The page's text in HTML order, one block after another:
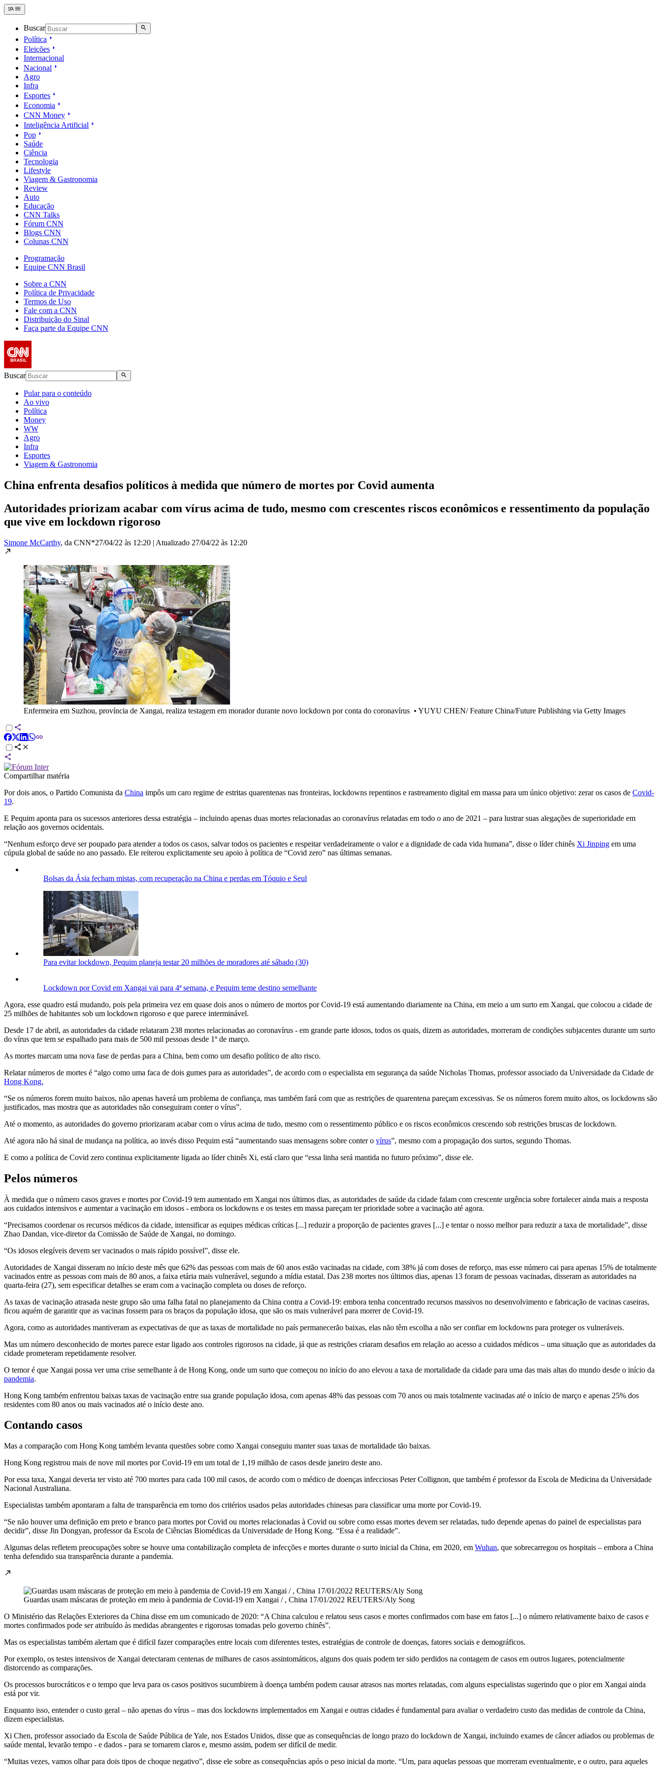
Buscar
Política
Eleições
Internacional
Nacional
Agro
Infra
Esportes
Economia
CNN Money
Inteligência Artificial
Pop
Saúde
Ciência
Tecnologia
Lifestyle
Viagem & Gastronomia
Review
Auto
Educação
CNN Talks
Fórum CNN
Blogs CNN
Colunas CNN
Programação
Equipe CNN Brasil
Sobre a CNN
Política de Privacidade
Termos de Uso
Fale com a CNN
Distribuição do Sinal
Faça parte da Equipe CNN
Buscar
Pular para o conteúdo
Ao vivo
Política
Money
WW
Agro
Infra
Esportes
Viagem & Gastronomia
China enfrenta desafios políticos à medida que número de mortes por Covid aumenta
Autoridades priorizam acabar com vírus acima de tudo, mesmo com crescentes riscos econômicos e ressentimento da população
que vive em lockdown rigoroso
Simone McCarthy, da CNN*27/04/22 às 12:20 | Atualizado 27/04/22 às 12:20
Enfermeira em Suzhou, província de Xangai, realiza testagem em morador durante novo lockdown por conta do coronavírus • YUYU CHEN/ Feature China/Future Publishing via Getty Images
Compartilhar matéria
Por dois anos, o Partido Comunista da China impôs um caro regime de estritas quarentenas nas fronteiras, lockdowns repentinos e rastreamento digital em massa para um único objetivo: zerar os casos de Covid-
19.
E Pequim aponta para os sucessos anteriores dessa estratégia – incluindo apenas duas mortes relacionadas ao coronavírus relatadas em todo o ano de 2021 – para lustrar suas alegações de superioridade em
relação aos governos ocidentais.
“Nenhum esforço deve ser poupado para atender a todos os casos, salvar todos os pacientes e respeitar verdadeiramente o valor e a dignidade de cada vida humana”, disse o líder chinês Xi Jinping em uma
cúpula global de saúde no ano passado. Ele reiterou explicitamente seu apoio à política de “Covid zero” nas últimas semanas.
Bolsas da Ásia fecham mistas, com recuperação na China e perdas em Tóquio e Seul
Para evitar lockdown, Pequim planeja testar 20 milhões de moradores até sábado (30)
Lockdown por Covid em Xangai vai para 4ª semana, e Pequim teme destino semelhante
Agora, esse quadro está mudando, pois pela primeira vez em quase dois anos o número de mortos por Covid-19 está aumentando diariamente na China, em meio a um surto em Xangai, que colocou a cidade de
25 milhões de habitantes sob um lockdown rigoroso e que parece interminável.
Desde 17 de abril, as autoridades da cidade relataram 238 mortes relacionadas ao coronavírus - em grande parte idosos, todos os quais, dizem as autoridades, morreram de condições subjacentes durante um surto
do vírus que tem se espalhado para mais de 500 mil pessoas desde 1º de março.
As mortes marcam uma nova fase de perdas para a China, bem como um desafio político de alto risco.
Relatar números de mortes é “algo como uma faca de dois gumes para as autoridades”, de acordo com o especialista em segurança da saúde Nicholas Thomas, professor associado da Universidade da Cidade de
Hong Kong.
“Se os números forem muito baixos, não apenas haverá um problema de confiança, mas também fará com que as restrições de quarentena pareçam excessivas. Se os números forem muito altos, os lockdowns são
justificados, mas mostra que as autoridades não conseguiram conter o vírus”.
Até o momento, as autoridades do governo priorizaram acabar com o vírus acima de tudo, mesmo com o ressentimento público e os riscos econômicos crescendo sob restrições bruscas de lockdown.
Até agora não há sinal de mudança na política, ao invés disso Pequim está “aumentando suas mensagens sobre conter o vírus”, mesmo com a propagação dos surtos, segundo Thomas.
E como a política de Covid zero continua explicitamente ligada ao líder chinês Xi, está claro que “essa linha será mantida no futuro próximo”, disse ele.
Pelos números
À medida que o número casos graves e mortes por Covid-19 tem aumentado em Xangai nos últimos dias, as autoridades de saúde da cidade falam com crescente urgência sobre fortalecer ainda mais a resposta
aos cuidados intensivos e aumentar a vacinação em idosos - embora os lockdowns e os testes em massa pareçam ter prioridade sobre a vacinação até agora.
“Precisamos coordenar os recursos médicos da cidade, intensificar as equipes médicas críticas [...] reduzir a proporção de pacientes graves [...] e tentar o nosso melhor para reduzir a taxa de mortalidade”, disse
Zhao Dandan, vice-diretor da Comissão de Saúde de Xangai, no domingo.
“Os idosos elegíveis devem ser vacinados o mais rápido possível”, disse ele.
Autoridades de Xangai disseram no início deste mês que 62% das pessoas com mais de 60 anos estão vacinadas na cidade, com 38% já com doses de reforço, mas esse número cai para apenas 15% de totalmente
vacinados entre as pessoas com mais de 80 anos, a faixa etária mais vulnerável, segundo a mídia estatal. Das 238 mortes nos últimos dias, apenas 13 foram de pessoas vacinadas, disseram as autoridades na
quarta-feira (27), sem especificar detalhes se eram com a vacinação completa ou doses de reforço.
As taxas de vacinação atrasada neste grupo são uma falha fatal no planejamento da China contra a Covid-19: embora tenha concentrado recursos massivos no desenvolvimento e fabricação de vacinas caseiras,
ficou aquém de garantir que as vacinas fossem para os braços da população idosa, que são os mais vulnerável para morrer de Covid-19.
Agora, como as autoridades mantiveram as expectativas de que as taxas de mortalidade no país permanecerão baixas, elas não têm escolha a não ser confiar em lockdowns para proteger os vulneráveis.
Mas um número desconhecido de mortes parece estar ligado aos controles rigorosos na cidade, já que as restrições criaram desafios em relação ao acesso a cuidados médicos – uma situação que as autoridades da
cidade prometeram repetidamente resolver.
O temor é que Xangai possa ver uma crise semelhante à de Hong Kong, onde um surto que começou no início do ano elevou a taxa de mortalidade da cidade para uma das mais altas do mundo desde o início da
pandemia.
Hong Kong também enfrentou baixas taxas de vacinação entre sua grande população idosa, com apenas 48% das pessoas com 70 anos ou mais totalmente vacinadas até o início de março e apenas 25% dos
residentes com 80 anos ou mais vacinados até o início deste ano.
Contando casos
Mas a comparação com Hong Kong também levanta questões sobre como Xangai conseguiu manter suas taxas de mortalidade tão baixas.
Hong Kong registrou mais de nove mil mortes por Covid-19 em um total de 1,19 milhão de casos desde janeiro deste ano.
Por essa taxa, Xangai deveria ter visto até 700 mortes para cada 100 mil casos, de acordo com o médico de doenças infecciosas Peter Collignon, que também é professor da Escola de Medicina da Universidade
Nacional Australiana.
Especialistas também apontaram a falta de transparência em torno dos critérios usados pelas autoridades chinesas para classificar uma morte por Covid-19.
“Se não houver uma definição em preto e branco para mortes por Covid ou mortes relacionadas à Covid ou sobre como essas mortes devem ser relatadas, tudo depende apenas do painel de especialistas para
decidir”, disse Jin Dongyan, professor da Escola de Ciências Biomédicas da Universidade de Hong Kong. “Essa é a realidade”.
Algumas delas refletem preocupações sobre se houve uma contabilização completa de infecções e mortes durante o surto inicial da China, em 2020, em Wuhan, que sobrecarregou os hospitais – embora a China
tenha defendido sua transparência durante a pandemia.
Guardas usam máscaras de proteção em meio à pandemia de Covid-19 em Xangai / , China 17/01/2022 REUTERS/Aly Song
O Ministério das Relações Exteriores da China disse em um comunicado de 2020: “A China calculou e relatou seus casos e mortes confirmados com base em fatos [...] o número relativamente baixo de casos e
mortes confirmados pode ser atribuído às medidas abrangentes e rigorosas tomadas pelo governo chinês”.
Mas os especialistas também alertam que é difícil fazer comparações entre locais com diferentes testes, estratégias de controle de doenças, fatores sociais e demográficos.
Por exemplo, os testes intensivos de Xangai detectaram centenas de milhares de casos assintomáticos, alguns dos quais podem ter sido perdidos na contagem de casos em outros lugares, potencialmente
distorcendo as comparações.
Os processos burocráticos e o tempo que leva para os casos positivos sucumbirem à doença também podem causar atrasos nas mortes relatadas, com alguns especialistas sugerindo que o pior em Xangai ainda
está por vir.
Enquanto isso, entender o custo geral – não apenas do vírus – mas dos lockdowns implementados em Xangai e outras cidades é fundamental para avaliar o verdadeiro custo das medidas de controle da China,
dizem especialistas.
Xi Chen, professor associado da Escola de Saúde Pública de Yale, nos Estados Unidos, disse que as consequências de longo prazo do lockdown de Xangai, incluindo exames de câncer adiados ou problemas de
saúde mental, levarão tempo - e dados - para se tornarem claros e, mesmo assim, podem ser difícil de medir.
“Muitas vezes, vamos olhar para dois tipos de choque negativo”, disse ele sobre as consequências após o peso inicial da morte. “Um, para aquelas pessoas que morreram eventualmente, e o outro, para aqueles